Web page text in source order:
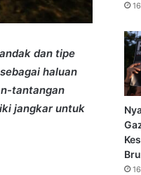
dan tipe
haluan
tantangan
jangkar untuk